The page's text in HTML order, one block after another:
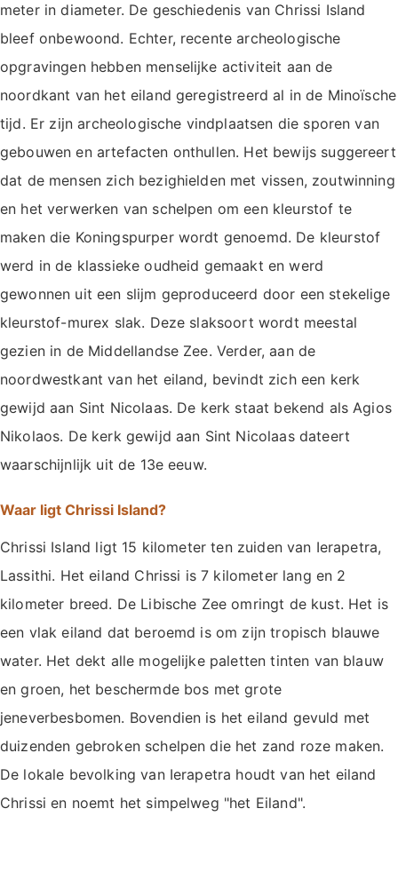
meter in diameter. De geschiedenis van Chrissi Island
bleef onbewoond. Echter, recente archeologische
opgravingen hebben menselijke activiteit aan de
noordkant van het eiland geregistreerd al in de Minoïsche
tijd. Er zijn archeologische vindplaatsen die sporen van
gebouwen en artefacten onthullen. Het bewijs suggereert
dat de mensen zich bezighielden met vissen, zoutwinning
en het verwerken van schelpen om een kleurstof te
maken die Koningspurper wordt genoemd. De kleurstof
werd in de klassieke oudheid gemaakt en werd
gewonnen uit een slijm geproduceerd door een stekelige
kleurstof-murex slak. Deze slaksoort wordt meestal
gezien in de Middellandse Zee. Verder, aan de
noordwestkant van het eiland, bevindt zich een kerk
gewijd aan Sint Nicolaas. De kerk staat bekend als Agios
Nikolaos. De kerk gewijd aan Sint Nicolaas dateert
waarschijnlijk uit de 13e eeuw.
Waar ligt Chrissi Island?
Chrissi Island ligt 15 kilometer ten zuiden van Ierapetra,
Lassithi. Het eiland Chrissi is 7 kilometer lang en 2
kilometer breed. De Libische Zee omringt de kust. Het is
een vlak eiland dat beroemd is om zijn tropisch blauwe
water. Het dekt alle mogelijke paletten tinten van blauw
en groen, het beschermde bos met grote
jeneverbesbomen. Bovendien is het eiland gevuld met
duizenden gebroken schelpen die het zand roze maken.
De lokale bevolking van Ierapetra houdt van het eiland
Chrissi en noemt het simpelweg "het Eiland".